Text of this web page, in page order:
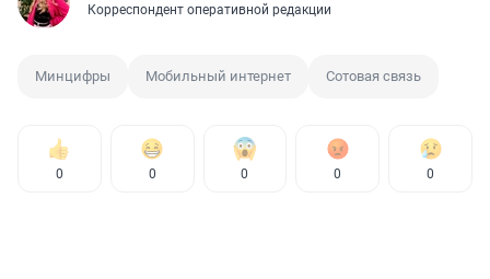
Корреспондент оперативной редакции
Минцифры Мобильный интернет Сотовая связь
0 0 0 0 0